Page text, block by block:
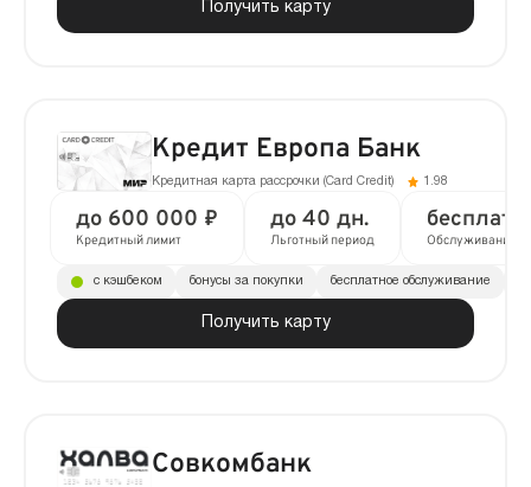
Получить карту
Кредит Европа Банк
Кредитная карта рассрочки (Сard Сredit) 1.98
до 600 000 ₽
Кредитный лимит
до 40 дн.
Льготный период Обслуживание
Получить карту
с кэшбеком бонусы за покупки бесплатное обслуживание
Совкомбанк